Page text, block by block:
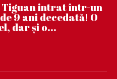
Tiguan intrat într-un
9 ani decedată! O
dar și o...